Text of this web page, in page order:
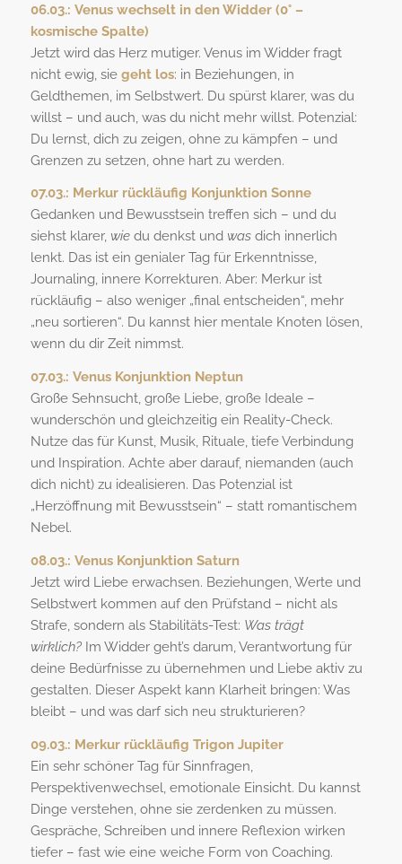
06.03.: Venus wechselt in den Widder (0° –
kosmische Spalte)
Jetzt wird das Herz mutiger. Venus im Widder fragt
nicht ewig, sie geht los: in Beziehungen, in
Geldthemen, im Selbstwert. Du spürst klarer, was du
willst – und auch, was du nicht mehr willst. Potenzial:
Du lernst, dich zu zeigen, ohne zu kämpfen – und
Grenzen zu setzen, ohne hart zu werden.
07.03.: Merkur rückläufig Konjunktion Sonne
Gedanken und Bewusstsein treffen sich – und du
siehst klarer, wiedu denkst und wasdich innerlich
lenkt. Das ist ein genialer Tag für Erkenntnisse,
Journaling, innere Korrekturen. Aber: Merkur ist
rückläufig – also weniger „final entscheiden“, mehr
„neu sortieren“. Du kannst hier mentale Knoten lösen,
wenn du dir Zeit nimmst.
07.03.: Venus Konjunktion Neptun
Große Sehnsucht, große Liebe, große Ideale –
wunderschön und gleichzeitig ein Reality-Check.
Nutze das für Kunst, Musik, Rituale, tiefe Verbindung
und Inspiration. Achte aber darauf, niemanden (auch
dich nicht) zu idealisieren. Das Potenzial ist
„Herzöffnung mit Bewusstsein“ – statt romantischem
Nebel.
08.03.: Venus Konjunktion Saturn
Jetzt wird Liebe erwachsen. Beziehungen, Werte und
Selbstwert kommen auf den Prüfstand – nicht als
Strafe, sondern als Stabilitäts-Test: Was trägt
wirklich?Im Widder geht’s darum, Verantwortung für
deine Bedürfnisse zu übernehmen und Liebe aktiv zu
gestalten. Dieser Aspekt kann Klarheit bringen: Was
bleibt – und was darf sich neu strukturieren?
09.03.: Merkur rückläufig Trigon Jupiter
Ein sehr schöner Tag für Sinnfragen,
Perspektivenwechsel, emotionale Einsicht. Du kannst
Dinge verstehen, ohne sie zerdenken zu müssen.
Gespräche, Schreiben und innere Reflexion wirken
tiefer – fast wie eine weiche Form von Coaching.